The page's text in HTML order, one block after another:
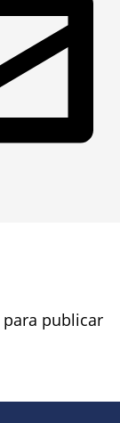
para publicar